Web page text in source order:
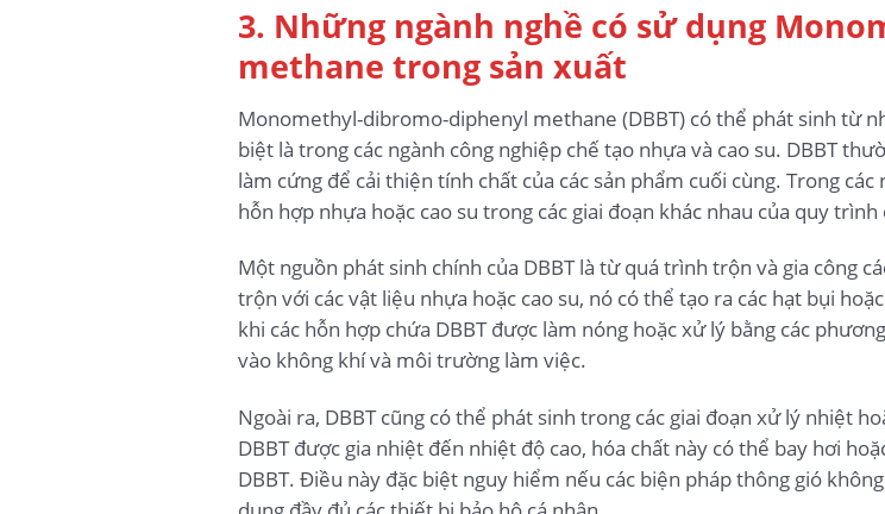
3. Những ngành nghề có sử dụng
methane trong sản xuất
Monomethyl-dibromo-diphenyl methane (DBBT) có thể phát sinh từ
biệt là trong các ngành công nghiệp chế tạo nhựa và cao su. DBBT
làm cứng để cải thiện tính chất của các sản phẩm cuối cùng. Trong
hỗn hợp nhựa hoặc cao su trong các giai đoạn khác nhau của quy trình
Một nguồn phát sinh chính của DBBT là từ quá trình trộn và gia công
trộn với các vật liệu nhựa hoặc cao su, nó có thể tạo ra các hạt bụi
khi các hỗn hợp chứa DBBT được làm nóng hoặc xử lý bằng các
vào không khí và môi trường làm việc.
Ngoài ra, DBBT cũng có thể phát sinh trong các giai đoạn xử lý nhiệt
DBBT được gia nhiệt đến nhiệt độ cao, hóa chất này có thể bay hơi
DBBT. Điều này đặc biệt nguy hiểm nếu các biện pháp thông gió